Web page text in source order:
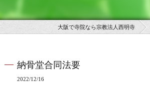
大阪で寺院なら宗教法人西明寺
納骨堂合同法要
2022/12/16